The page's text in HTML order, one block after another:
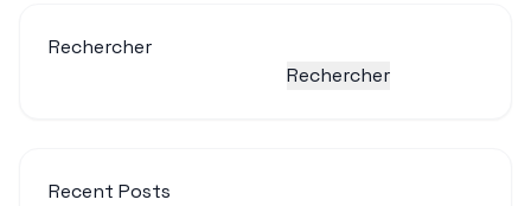
Rechercher
Rechercher
Recent Posts